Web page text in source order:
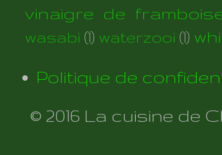
vinaigre de
wasabi (1) waterzooi (1)
Politique de
© 2016 La cuisine de